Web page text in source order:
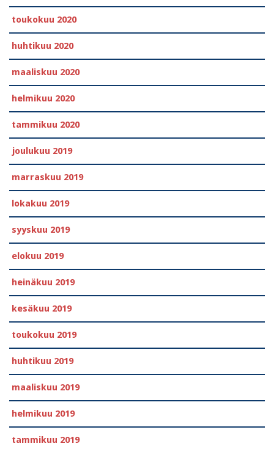
toukokuu 2020
huhtikuu 2020
maaliskuu 2020
helmikuu 2020
tammikuu 2020
joulukuu 2019
marraskuu 2019
lokakuu 2019
syyskuu 2019
elokuu 2019
heinäkuu 2019
kesäkuu 2019
toukokuu 2019
huhtikuu 2019
maaliskuu 2019
helmikuu 2019
tammikuu 2019